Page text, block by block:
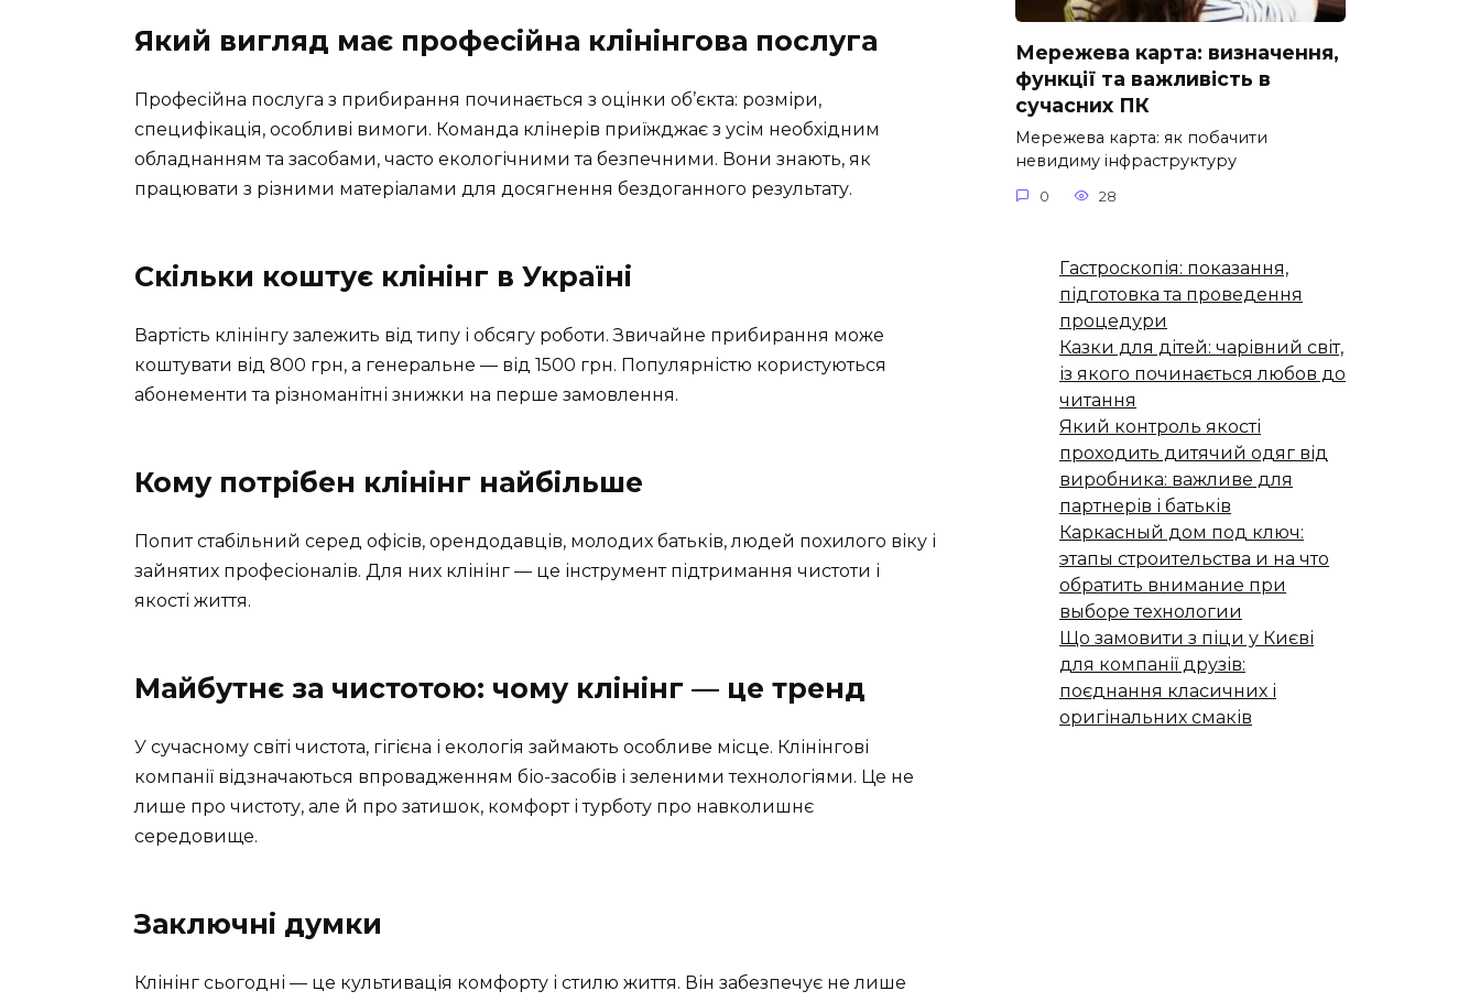
Який вигляд має професійна клінінгова послуга
Професійна послуга з прибирання починається з оцінки об’єкта: розміри,
специфікація, особливі вимоги. Команда клінерів приїжджає з усім необхідним
обладнанням та засобами, часто екологічними та безпечними. Вони знають, як
працювати з різними матеріалами для досягнення бездоганного результату.
Скільки коштує клінінг в Україні
Вартість клінінгу залежить від типу і обсягу роботи. Звичайне прибирання може
коштувати від 800 грн, а генеральне — від 1500 грн. Популярністю користуються
абонементи та різноманітні знижки на перше замовлення.
Кому потрібен клінінг найбільше
Попит стабільний серед офісів, орендодавців, молодих батьків, людей похилого віку і
зайнятих професіоналів. Для них клінінг — це інструмент підтримання чистоти і
якості життя.
Майбутнє за чистотою: чому клінінг — це тренд
У сучасному світі чистота, гігієна і екологія займають особливе місце. Клінінгові
компанії відзначаються впровадженням біо-засобів і зеленими технологіями. Це не
лише про чистоту, але й про затишок, комфорт і турботу про навколишнє
середовище.
Заключні думки
Клінінг сьогодні — це культивація комфорту і стилю життя. Він забезпечує не лише
Мережева карта: визначення,
функції та важливість в
сучасних ПК
Мережева карта: як побачити
невидиму інфраструктуру
0 28
Гастроскопія: показання,
підготовка та проведення
процедури
Казки для дітей: чарівний світ,
із якого починається любов до
читання
Який контроль якості
проходить дитячий одяг від
виробника: важливе для
партнерів і батьків
Каркасный дом под ключ:
этапы строительства и на что
обратить внимание при
выборе технологии
Що замовити з піци у Києві
для компанії друзів:
поєднання класичних і
оригінальних смаків